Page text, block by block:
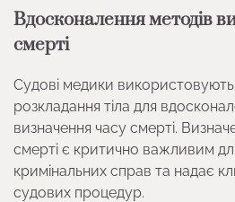
Вдосконалення методів
смерті
Судові медики
розкладання тіла для
визначення часу смерті.
смерті є критично важливим
кримінальних справ та надає
судових процедур.